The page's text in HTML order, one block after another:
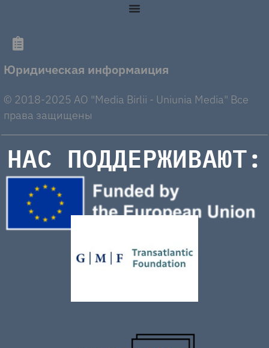
Юридическая информаиция
© 2018-2025 AO "Media Birlii - Uniunia Media" Все
права защищены
НАС ПОДДЕРЖИВАЮТ: